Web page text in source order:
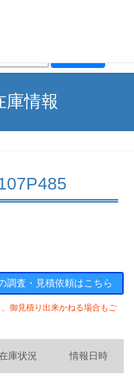
庫情報
調査・見積依頼はこちら
御見積り出来かねる場合もご
庫状況 情報日時